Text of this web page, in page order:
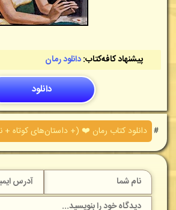
پیشنهاد کافه‌کتاب:دانلود رمان
دانلود
＃ دانلود کتاب رمان ❤️ (+ داستان‌های کوتاه +